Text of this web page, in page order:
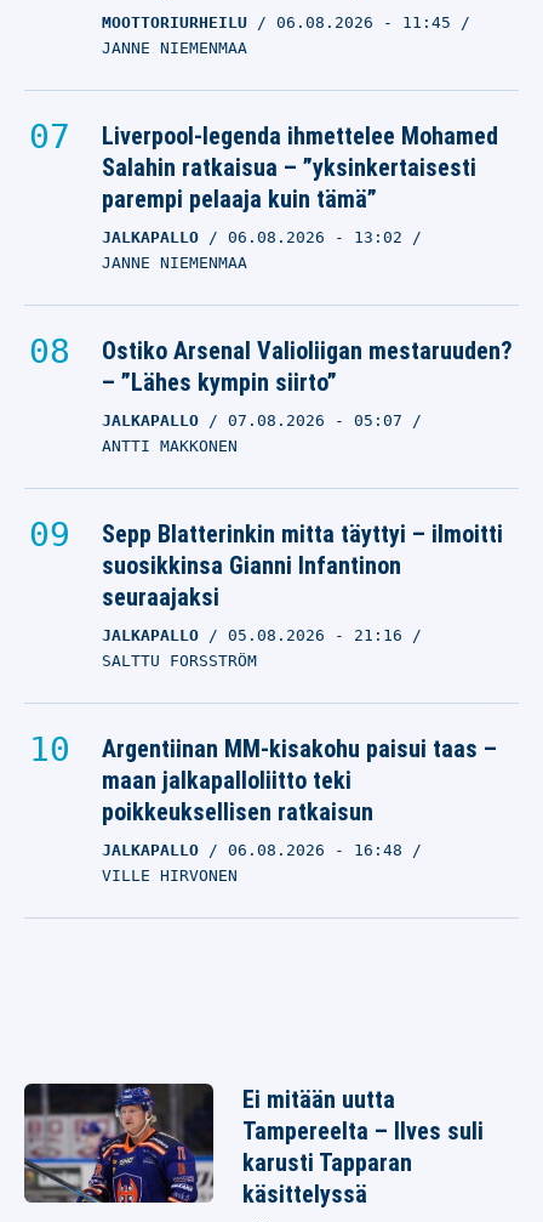
MOOTTORIURHEILU 06.08.2026 - 11:45
JANNE NIEMENMAA
Liverpool-legenda ihmettelee Mohamed
Salahin ratkaisua – ”yksinkertaisesti
parempi pelaaja kuin tämä”
JALKAPALLO 06.08.2026 - 13:02
JANNE NIEMENMAA
Ostiko Arsenal Valioliigan mestaruuden?
– ”Lähes kympin siirto”
JALKAPALLO 07.08.2026 - 05:07
ANTTI MAKKONEN
Sepp Blatterinkin mitta täyttyi – ilmoitti
suosikkinsa Gianni Infantinon
seuraajaksi
JALKAPALLO 05.08.2026 - 21:16
SALTTU FORSSTRÖM
Argentiinan MM-kisakohu paisui taas –
maan jalkapalloliitto teki
poikkeuksellisen ratkaisun
JALKAPALLO 06.08.2026 - 16:48
VILLE HIRVONEN
Ei mitään uutta
Tampereelta – Ilves suli
karusti Tapparan
käsittelyssä